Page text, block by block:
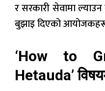
र सरकारी सेवामा
बुझाइ दिएको
‘How to
Hetauda’